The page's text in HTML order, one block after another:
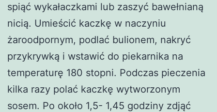
spiąć wykałaczkami lub zaszyć bawełnianą
nicią. Umieścić kaczkę w naczyniu
żaroodpornym, podlać bulionem, nakryć
przykrywką i wstawić do piekarnika na
temperaturę 180 stopni. Podczas pieczenia
kilka razy polać kaczkę wytworzonym
sosem. Po około 1,5- 1,45 godziny zdjąć